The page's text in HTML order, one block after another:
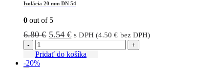
Izolácia 20 mm DN 54
0 out of 5
6.80€ Pôvodná
bola:
5.54€Aktuálna
je:
s DPH (4.50€ bez DPH)
- +
Pridať do košíka
-20%